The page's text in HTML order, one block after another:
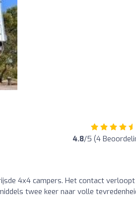
4.8/5 (4
4x4 campers. Het contact verloopt
twee keer naar volle